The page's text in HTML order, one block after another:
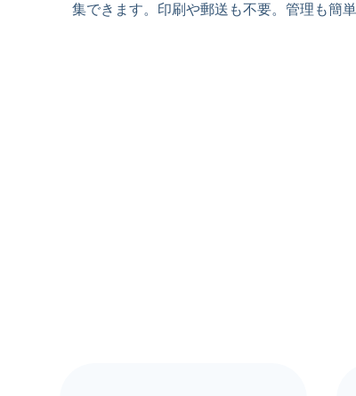
集できます。印刷や郵送も不要。管理も簡単